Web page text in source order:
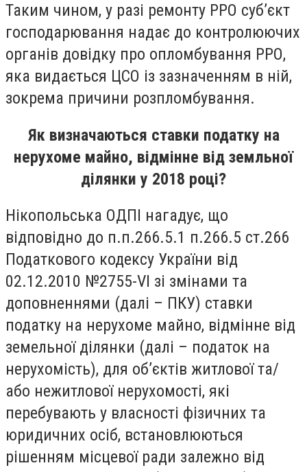
Таким чином, у разі ремонту РРО суб’єкт
господарювання надає до контролюючих
органів довідку про опломбування РРО,
яка видається ЦСО із зазначенням в ній,
зокрема причини розпломбування.
Як визначаються ставки податку на
нерухоме майно, відмінне від земльної
ділянки у 2018 році?
Нікопольська ОДПІ нагадує, що
відповідно до п.п.266.5.1 п.266.5 ст.266
Податкового кодексу України від
02.12.2010 №2755-VI зі змінами та
доповненнями (далі – ПКУ) ставки
податку на нерухоме майно, відмінне від
земельної ділянки (далі – податок на
нерухомість), для об’єктів житлової та/
або нежитлової нерухомості, які
перебувають у власності фізичних та
юридичних осіб, встановлюються
рішенням місцевої ради залежно від